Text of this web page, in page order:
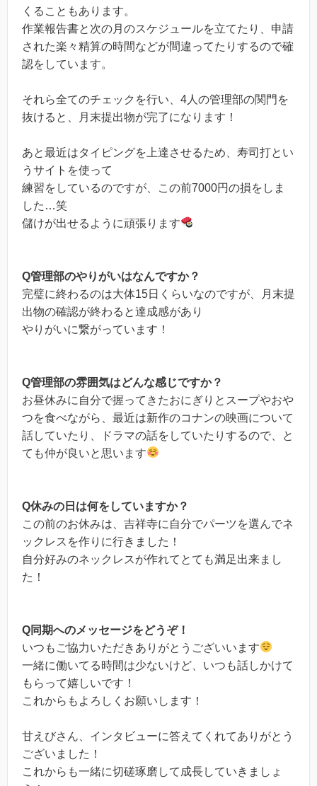
くることもあります。
作業報告書と次の月のスケジュールを立てたり、申請
された楽々精算の時間などが間違ってたりするので確
認をしています。
それら全てのチェックを行い、4人の管理部の関門を
抜けると、月末提出物が完了になります！
あと最近はタイピングを上達させるため、寿司打とい
うサイトを使って
練習をしているのですが、この前7000円の損をしま
した…笑
儲けが出せるように頑張ります
Q管理部のやりがいはなんですか？
完璧に終わるのは大体15日くらいなのですが、月末提
出物の確認が終わると達成感があり
やりがいに繋がっています！
Q管理部の雰囲気はどんな感じですか？
お昼休みに自分で握ってきたおにぎりとスープやおや
つを食べながら、最近は新作のコナンの映画について
話していたり、ドラマの話をしていたりするので、と
ても仲が良いと思います
Q休みの日は何をしていますか？
この前のお休みは、吉祥寺に自分でパーツを選んでネ
ックレスを作りに行きました！
自分好みのネックレスが作れてとても満足出来まし
た！
Q同期へのメッセージをどうぞ！
いつもご協力いただきありがとうございいます
一緒に働いてる時間は少ないけど、いつも話しかけて
もらって嬉しいです！
これからもよろしくお願いします！
甘えびさん、インタビューに答えてくれてありがとう
ございました！
これからも一緒に切磋琢磨して成長していきましょ